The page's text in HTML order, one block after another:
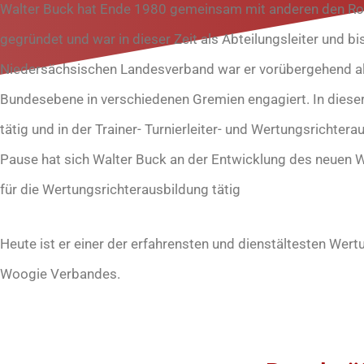
Walter Buck hat Ende 1980 gemeinsam mit anderen den
gegründet und war in dieser Zeit als Abteilungsleiter und
Niedersächsischen Landesverband war er vorübergehend
Bundesebene in verschiedenen Gremien engagiert. In
tätig und in der Trainer- Turnierleiter- und
Pause hat sich Walter Buck an der Entwicklung des
für die Wertungsrichterausbildung tätig
Heute ist er einer der erfahrensten und dienstältesten
Woogie Verbandes.